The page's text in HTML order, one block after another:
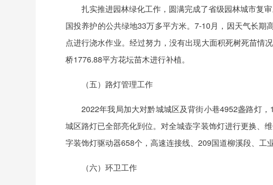
扎实推进园林绿化工作，圆满完成了省级园林城市复
国投养护的公共绿地33万多平方米。7-10月，因天气长
点进行浇水作业。经过努力，没有出现大面积死树死苗情
桥1776.88平方花坛苗木进行补植。
（五）路灯管理工作
2022年我局加大对黔城城区及背街小巷4952盏路灯
城区路灯已全部亮化到位。对全城壶字装饰灯进行更换、
字装饰灯驱动器658个，高速连接线、209国道柳溪段、工
（六）环卫工作